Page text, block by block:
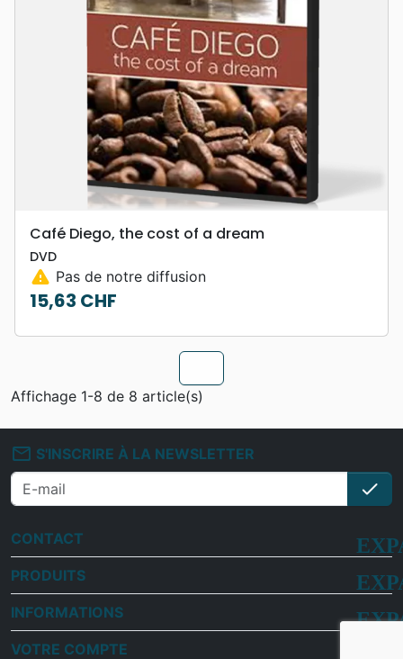
Café Diego, the cost of a dream
DVD
warning Pas de notre diffusion
Prix
15,63 CHF
Affichage 1-8 de 8 article(s)
mail_outline S'INSCRIRE À LA NEWSLETTER
check
CONTACT
PRODUITS
INFORMATIONS
VOTRE COMPTE